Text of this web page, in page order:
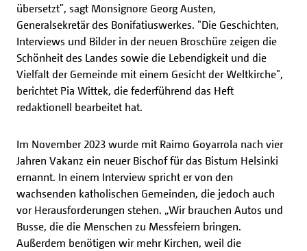
übersetzt", sagt Monsignore Georg Austen,
Generalsekretär des Bonifatiuswerkes. "Die Geschichten,
Interviews und Bilder in der neuen Broschüre zeigen die
Schönheit des Landes sowie die Lebendigkeit und die
Vielfalt der Gemeinde mit einem Gesicht der Weltkirche",
berichtet Pia Wittek, die federführend das Heft
redaktionell bearbeitet hat.
Im November 2023 wurde mit Raimo Goyarrola nach vier
Jahren Vakanz ein neuer Bischof für das Bistum Helsinki
ernannt. In einem Interview spricht er von den
wachsenden katholischen Gemeinden, die jedoch auch
vor Herausforderungen stehen. „Wir brauchen Autos und
Busse, die die Menschen zu Messfeiern bringen.
Außerdem benötigen wir mehr Kirchen, weil die